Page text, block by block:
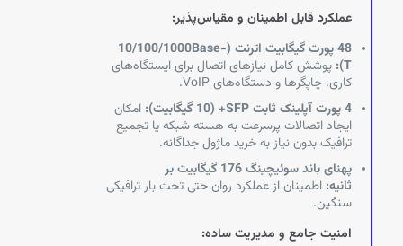
عملکرد قابل اطمینان و مقیاس‌پذیر:
48 پورت گیگابیت اترنت (10/100/1000Base-
T): پوشش کامل نیازهای اتصال برای ایستگاه‌های
کاری، چاپگرها و دستگاه‌های VoIP.
4 پورت آپلینک ثابت SFP+ (10 گیگابیت):
امکان
ایجاد اتصالات پرسرعت به هسته شبکه یا تجمیع
ترافیک بدون نیاز به خرید ماژول جداگانه.
پهنای باند سوئیچینگ 176 گیگابیت بر
ثانیه: اطمینان از عملکرد روان حتی تحت بار ترافیکی
سنگین.
امنیت جامع و مدیریت ساده: